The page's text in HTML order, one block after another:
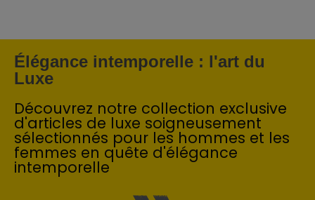
Élégance intemporelle : l'art du
Luxe
Découvrez notre collection exclusive
d'articles de luxe soigneusement
sélectionnés pour les hommes et les
femmes en quête d'élégance
intemporelle